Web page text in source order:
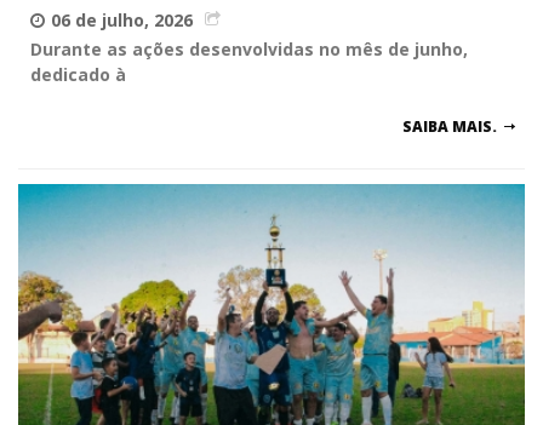
06 de julho, 2026
Durante as ações desenvolvidas no mês de junho,
dedicado à
SAIBA MAIS.